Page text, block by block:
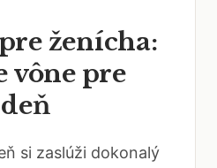
ženícha:
vône pre
si zaslúži dokonalý